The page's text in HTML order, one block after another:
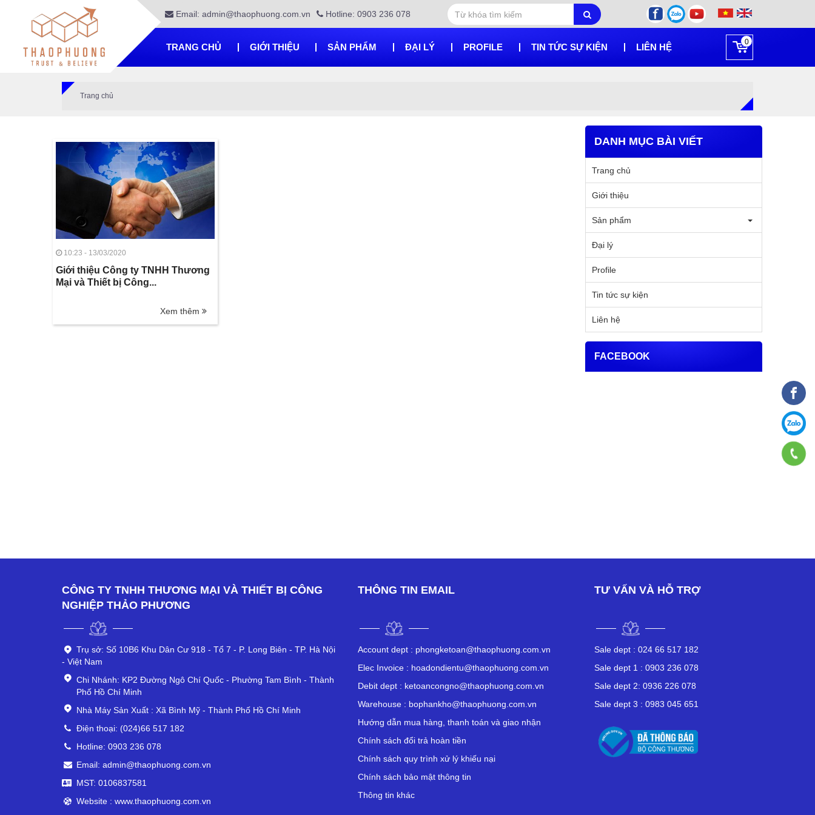
Email: admin@thaophuong.com.vn Hotline: 0903 236 078
TRANG CHỦ GIỚI THIỆU SẢN PHẨM ĐẠI LÝ PROFILE TIN TỨC SỰ KIỆN LIÊN HỆ 0
Trang chủ
10:23 - 13/03/2020
Giới thiệu Công ty TNHH Thương
Mại và Thiết bị Công...
Xem thêm
DANH MỤC BÀI VIẾT
Trang chủ
Giới thiệu
Sản phẩm
Đại lý
Profile
Tin tức sự kiện
Liên hệ
FACEBOOK
CÔNG TY TNHH THƯƠNG MẠI VÀ THIẾT BỊ CÔNG
NGHIỆP THẢO PHƯƠNG
Trụ sở: Số 10B6 Khu Dân Cư 918 - Tổ 7 - P. Long Biên - TP. Hà Nội
- Việt Nam
Chi Nhánh: KP2 Đường Ngô Chí Quốc - Phường Tam Bình - Thành
Phố Hồ Chí Minh
Nhà Máy Sản Xuất : Xã Bình Mỹ - Thành Phố Hồ Chí Minh
Điện thoại: (024)66 517 182
Hotline: 0903 236 078
Email: admin@thaophuong.com.vn
MST: 0106837581
Website : www.thaophuong.com.vn
THÔNG TIN EMAIL
Account dept : phongketoan@thaophuong.com.vn
Elec Invoice : hoadondientu@thaophuong.com.vn
Debit dept : ketoancongno@thaophuong.com.vn
Warehouse : bophankho@thaophuong.com.vn
Hướng dẫn mua hàng, thanh toán và giao nhận
Chính sách đổi trả hoàn tiền
Chính sách quy trình xử lý khiếu nại
Chính sách bảo mật thông tin
Thông tin khác
TƯ VẤN VÀ HỖ TRỢ
Sale dept : 024 66 517 182
Sale dept 1 : 0903 236 078
Sale dept 2: 0936 226 078
Sale dept 3 : 0983 045 651